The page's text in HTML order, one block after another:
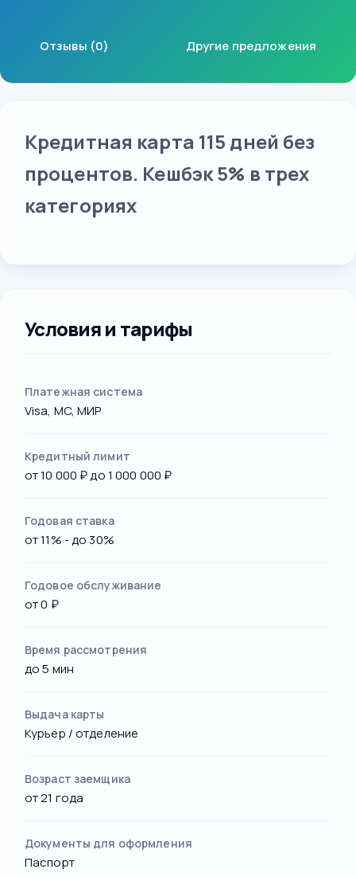
Отзывы (0) Другие предложения
Кредитная карта 115 дней без
процентов. Кешбэк 5% в трех
категориях
Условия и тарифы
Платежная система
Visa, MC, МИР
Кредитный лимит
от 10 000 ₽ до 1 000 000 ₽
Годовая ставка
от 11% - до 30%
Годовое обслуживание
от 0 ₽
Время рассмотрения
до 5 мин
Выдача карты
Курьер / отделение
Возраст заемщика
от 21 года
Документы для оформления
Паспорт